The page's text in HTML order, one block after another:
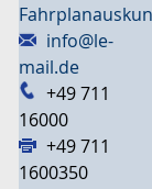
info@le-
mail.de
+49 711
16000
+49 711
1600350